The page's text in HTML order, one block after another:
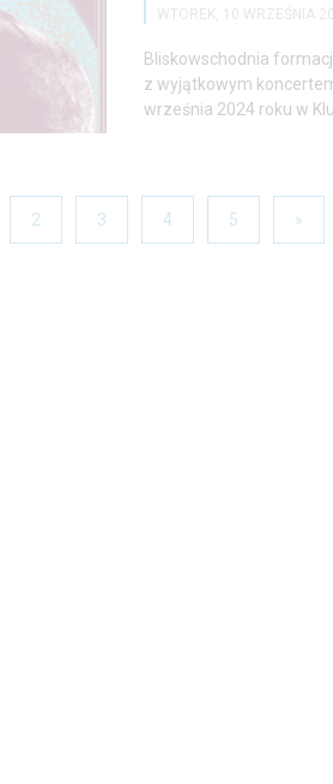
WTOREK, 10 WRZEŚNIA
Bliskowschodnia
z wyjątkowym
września 2024 roku w
2 3 4 5 »